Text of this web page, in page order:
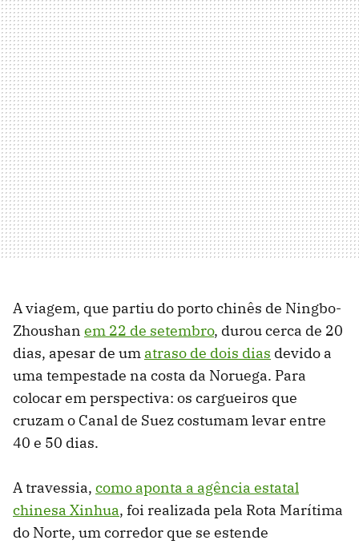
A viagem, que partiu do porto chinês de Ningbo-
Zhoushan em 22 de setembro, durou cerca de 20
dias, apesar de um atraso de dois dias devido a
uma tempestade na costa da Noruega. Para
colocar em perspectiva: os cargueiros que
cruzam o Canal de Suez costumam levar entre
40 e 50 dias.
A travessia, como aponta a agência estatal
chinesa Xinhua, foi realizada pela Rota Marítima
do Norte, um corredor que se estende